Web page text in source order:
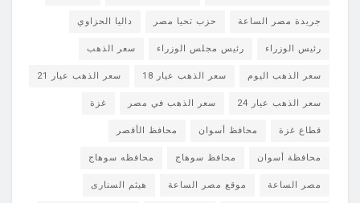
جريدة مصر الساعة حزب تحيا مصر داليا الحزاوي
رئيس الوزراء رئيس مجلس الوزراء سعر الذهب
سعر الذهب اليوم سعر الذهب عيار 18 سعر الذهب عيار 21
سعر الذهب عيار 24 سعر الذهب في مصر غزة
قطاع غزة محافظ أسوان محافظ الأقصر
محافظة أسوان محافظ سوهاج محافظه سوهاج
مصر الساعة موقع مصر الساعة هيثم السنارى